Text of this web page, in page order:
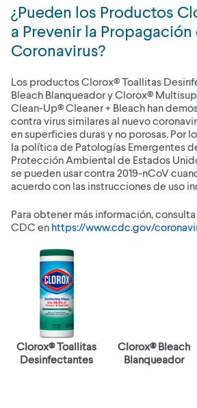
¿Pueden los Productos
a Prevenir la Propagación
Coronavirus?
Los productos Clorox® Toallitas
Bleach Blanqueador y Clorox®
Clean-Up® Cleaner + Bleach han
contra virus similares al nuevo
en superficies duras y no porosas. Por
la política de Patologías Emergentes
Protección Ambiental de Estados
se pueden usar contra 2019-nCoV
acuerdo con las instrucciones de uso
Para obtener más información,
CDC en https://www.cdc.gov/
Clorox® Toallitas
Desinfectantes
Clorox® Bleach
Blanqueador